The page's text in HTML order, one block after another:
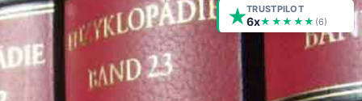
TRUSTPILOT
6x★★★★★ (6)